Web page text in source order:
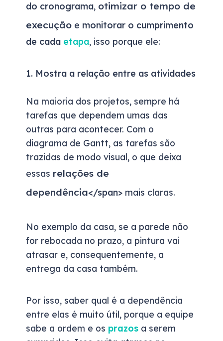
do cronograma, otimizar o tempo de
execução e monitorar o cumprimento
de cada etapa, isso porque ele:
1. Mostra a relação entre as atividades
Na maioria dos projetos, sempre há
tarefas que dependem umas das
outras para acontecer. Com o
diagrama de Gantt, as tarefas são
trazidas de modo visual, o que deixa
essas relações de
dependência</span> mais claras.
No exemplo da casa, se a parede não
for rebocada no prazo, a pintura vai
atrasar e, consequentemente, a
entrega da casa também.
Por isso, saber qual é a dependência
entre elas é muito útil, porque a equipe
sabe a ordem e os prazos a serem